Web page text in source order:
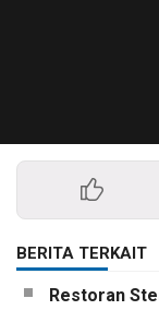
BERITA TERKAIT
Restoran